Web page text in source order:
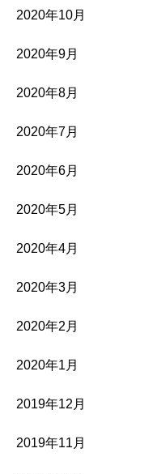
2020年10月
2020年9月
2020年8月
2020年7月
2020年6月
2020年5月
2020年4月
2020年3月
2020年2月
2020年1月
2019年12月
2019年11月